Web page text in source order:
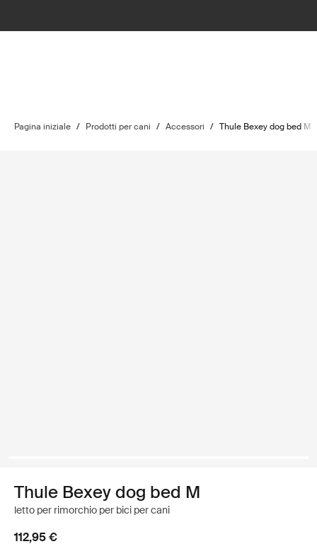
Pagina iniziale / Prodotti per cani / Accessori / Thule Bexey dog bed M
Thule Bexey dog bed M
letto per rimorchio per bici per cani
112,95 €